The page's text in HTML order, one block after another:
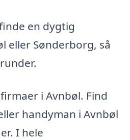
en dygtig
eller Sønderborg, så
i Avnbøl. Find
handyman i Avnbøl
I hele